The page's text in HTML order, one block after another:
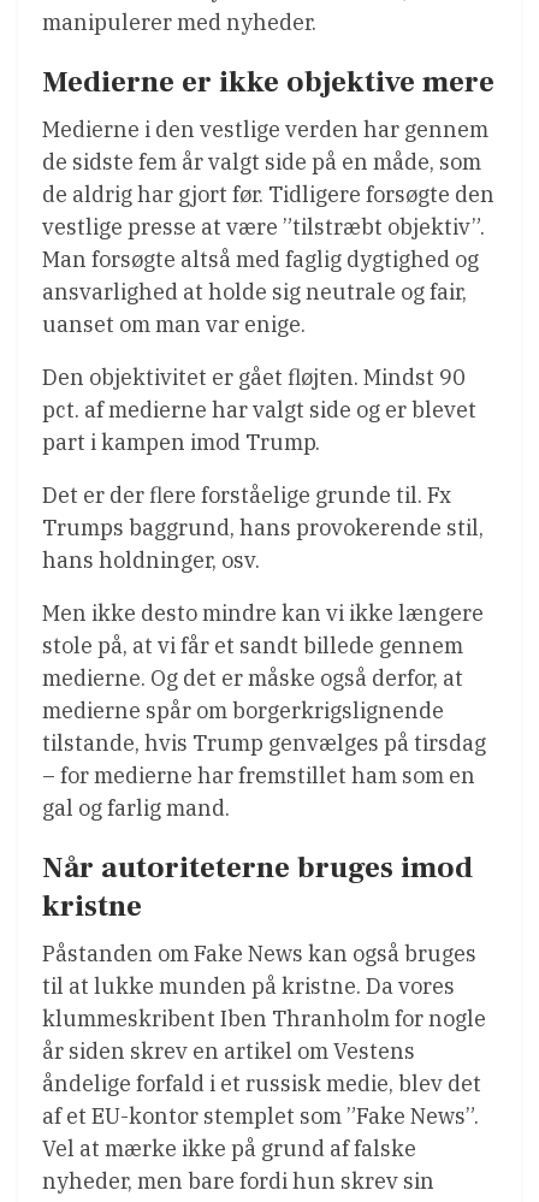
manipulerer med nyheder.
Medierne er ikke objektive mere
Medierne i den vestlige verden har gennem
de sidste fem år valgt side på en måde, som
de aldrig har gjort før. Tidligere forsøgte den
vestlige presse at være ”tilstræbt objektiv”.
Man forsøgte altså med faglig dygtighed og
ansvarlighed at holde sig neutrale og fair,
uanset om man var enige.
Den objektivitet er gået fløjten. Mindst 90
pct. af medierne har valgt side og er blevet
part i kampen imod Trump.
Det er der flere forståelige grunde til. Fx
Trumps baggrund, hans provokerende stil,
hans holdninger, osv.
Men ikke desto mindre kan vi ikke længere
stole på, at vi får et sandt billede gennem
medierne. Og det er måske også derfor, at
medierne spår om borgerkrigslignende
tilstande, hvis Trump genvælges på tirsdag
– for medierne har fremstillet ham som en
gal og farlig mand.
Når autoriteterne bruges imod
kristne
Påstanden om Fake News kan også bruges
til at lukke munden på kristne. Da vores
klummeskribent Iben Thranholm for nogle
år siden skrev en artikel om Vestens
åndelige forfald i et russisk medie, blev det
af et EU-kontor stemplet som ”Fake News”.
Vel at mærke ikke på grund af falske
nyheder, men bare fordi hun skrev sin